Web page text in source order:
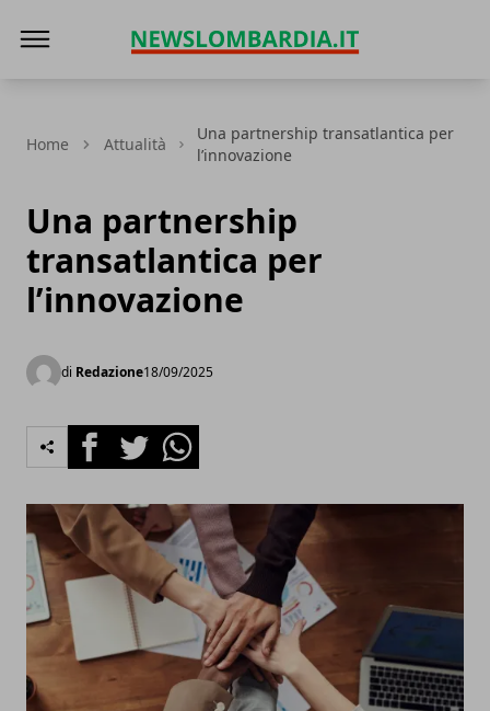
Home Attualità
Una partnership transatlantica per
l’innovazione
Una partnership
transatlantica per
l’innovazione
di Redazione18/09/2025
FacebookTwitterWhatsapp